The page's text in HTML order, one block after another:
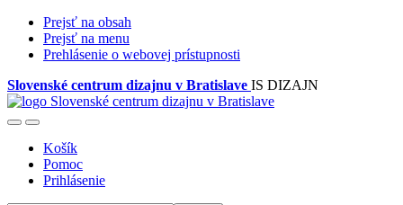
Prejsť na obsah
Prejsť na menu
Prehlásenie o webovej prístupnosti
Slovenské centrum dizajnu v Bratislave IS DIZAJN
Košík
Pomoc
Prihlásenie